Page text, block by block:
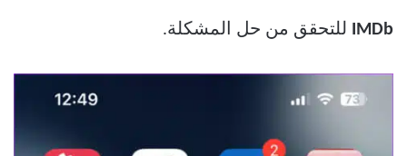
IMDb للتحقق من حل المشكلة.